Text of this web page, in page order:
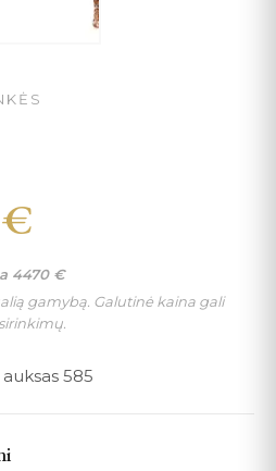
€
4470 €
gamybą. Galutinė kaina gali
585